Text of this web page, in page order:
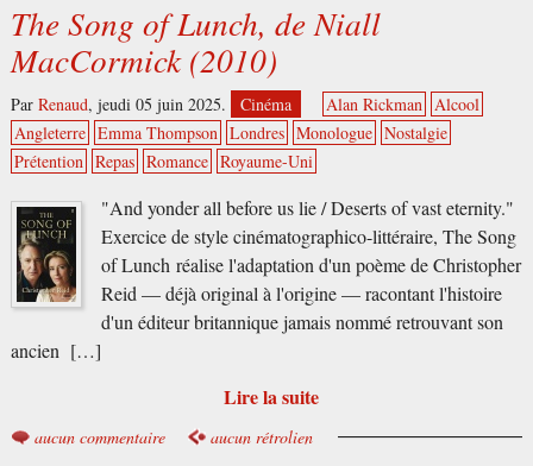
The Song of Lunch, de Niall
MacCormick (2010)
Par Renaud, jeudi 05 juin 2025. Cinéma Alan Rickman Alcool
Angleterre Emma Thompson Londres Monologue Nostalgie
Prétention Repas Romance Royaume-Uni
"And yonder all before us lie / Deserts of vast eternity."
Exercice de style cinématographico-littéraire, The Song
of Lunch réalise l'adaptation d'un poème de Christopher
Reid — déjà original à l'origine — racontant l'histoire
d'un éditeur britannique jamais nommé retrouvant son
ancien […]
Lire la suite
aucun commentaire aucun rétrolien